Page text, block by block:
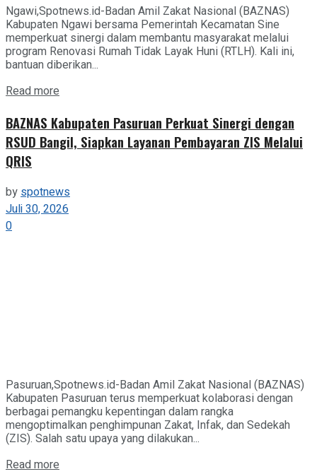
Ngawi,Spotnews.id-Badan Amil Zakat Nasional (BAZNAS)
Kabupaten Ngawi bersama Pemerintah Kecamatan Sine
memperkuat sinergi dalam membantu masyarakat melalui
program Renovasi Rumah Tidak Layak Huni (RTLH). Kali ini,
bantuan diberikan...
Read more
BAZNAS Kabupaten Pasuruan Perkuat Sinergi dengan
RSUD Bangil, Siapkan Layanan Pembayaran ZIS Melalui
QRIS
by spotnews
Juli 30, 2026
0
Pasuruan,Spotnews.id-Badan Amil Zakat Nasional (BAZNAS)
Kabupaten Pasuruan terus memperkuat kolaborasi dengan
berbagai pemangku kepentingan dalam rangka
mengoptimalkan penghimpunan Zakat, Infak, dan Sedekah
(ZIS). Salah satu upaya yang dilakukan...
Read more